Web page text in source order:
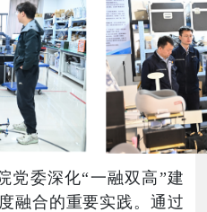
党委深化“一融双高”建
融合的重要实践。通过